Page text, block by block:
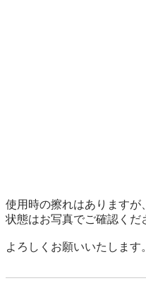
使用時の擦れはありますが
状態はお写真でご確認くだ
よろしくお願いいたします。